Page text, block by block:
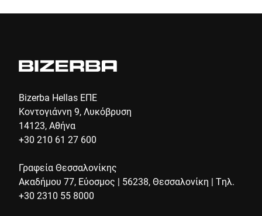
Bizerba Hellas ΕΠΕ
Κοντογιάννη 9, Λυκόβρυση
14123, Αθήνα
+30 210 61 27 600
Γραφεία Θεσσαλονίκης
Ακαδήμου 77, Εύοσμος | 56238, Θεσσαλονίκη | Τηλ.
+30 2310 55 8000